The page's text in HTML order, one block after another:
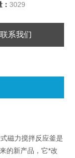
3029
联系我们
磁力搅拌反应釜是
的新产品，它*改